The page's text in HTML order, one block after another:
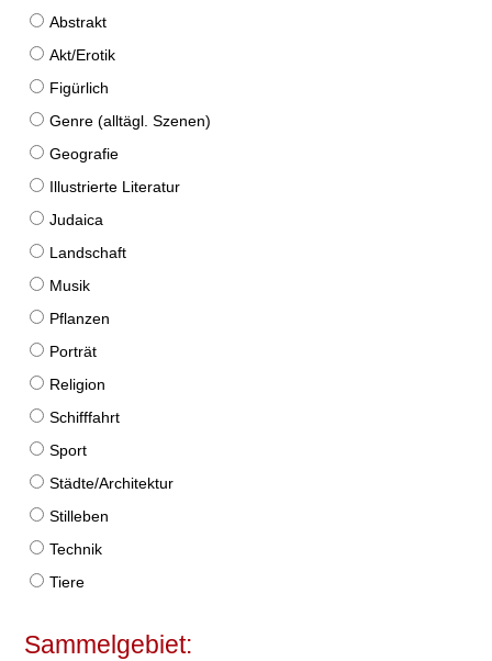
Abstrakt
Akt/Erotik
Figürlich
Genre (alltägl. Szenen)
Geografie
Illustrierte Literatur
Judaica
Landschaft
Musik
Pflanzen
Porträt
Religion
Schifffahrt
Sport
Städte/Architektur
Stilleben
Technik
Tiere
Sammelgebiet: